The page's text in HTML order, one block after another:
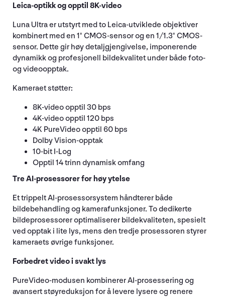
Leica-optikk og opptil 8K-video
Luna Ultra er utstyrt med to Leica-utviklede objektiver
kombinert med en 1" CMOS-sensor og en 1/1.3" CMOS-
sensor. Dette gir høy detaljgjengivelse, imponerende
dynamikk og profesjonell bildekvalitet under både foto-
og videoopptak.
Kameraet støtter:
8K-video opptil 30 bps
4K-video opptil 120 bps
4K PureVideo opptil 60 bps
Dolby Vision-opptak
10-bit I-Log
Opptil 14 trinn dynamisk omfang
Tre AI-prosessorer for høy ytelse
Et trippelt AI-prosessorsystem håndterer både
bildebehandling og kamerafunksjoner. To dedikerte
bildeprosessorer optimaliserer bildekvaliteten, spesielt
ved opptak i lite lys, mens den tredje prosessoren styrer
kameraets øvrige funksjoner.
Forbedret video i svakt lys
PureVideo-modusen kombinerer AI-prosessering og
avansert støyreduksjon for å levere lysere og renere